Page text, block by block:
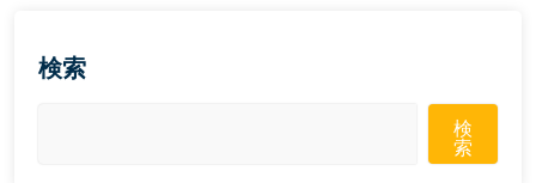
検索
検
索